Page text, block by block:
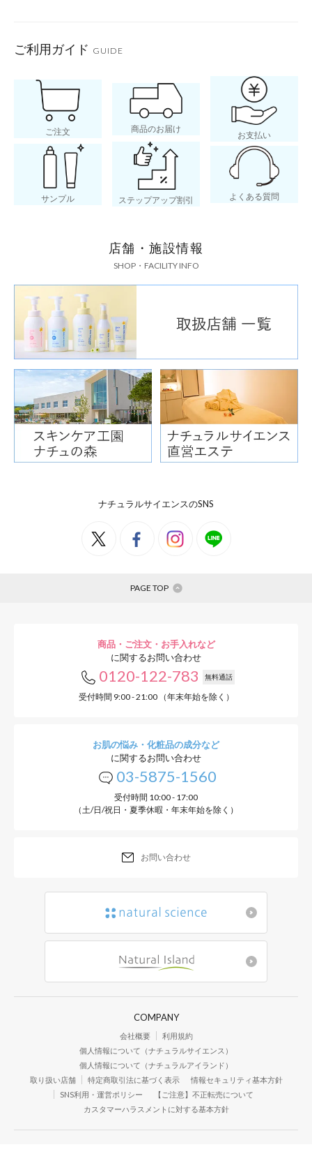
ご利用ガイド GUIDE
ご注文 商品のお届け
お支払い
サンプル ステップアップ割引 よくある質問
店舗・施設情報
SHOP・FACILITY INFO
ナチュラルサイエンスのSNS
PAGE TOP
商品・ご注文・お手入れなど
に関するお問い合わせ
0120-122-783 無料通話
受付時間 9:00 - 21:00 （年末年始を除く）
お肌の悩み・化粧品の成分など
に関するお問い合わせ
03-5875-1560
受付時間 10:00 - 17:00
（土/日/祝日・夏季休暇・年末年始を除く）
お問い合わせ
COMPANY
会社概要
利用規約
個人情報について（ナチュラルサイエンス）
個人情報について（ナチュラルアイランド）
取り扱い店舗
特定商取引法に基づく表示
情報セキュリティ基本方針
SNS利用・運営ポリシー
【ご注意】不正転売について
カスタマーハラスメントに対する基本方針